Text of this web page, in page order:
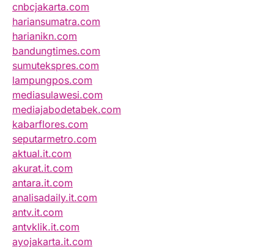
cnbcjakarta.com
hariansumatra.com
harianikn.com
bandungtimes.com
sumutekspres.com
lampungpos.com
mediasulawesi.com
mediajabodetabek.com
kabarflores.com
seputarmetro.com
aktual.it.com
akurat.it.com
antara.it.com
analisadaily.it.com
antv.it.com
antvklik.it.com
ayojakarta.it.com